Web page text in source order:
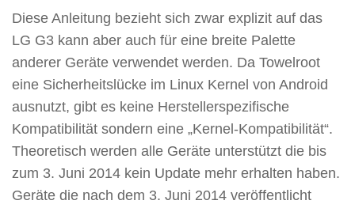
Diese Anleitung bezieht sich zwar explizit auf das
LG G3 kann aber auch für eine breite Palette
anderer Geräte verwendet werden. Da Towelroot
eine Sicherheitslücke im Linux Kernel von Android
ausnutzt, gibt es keine Herstellerspezifische
Kompatibilität sondern eine „Kernel-Kompatibilität“.
Theoretisch werden alle Geräte unterstützt die bis
zum 3. Juni 2014 kein Update mehr erhalten haben.
Geräte die nach dem 3. Juni 2014 veröffentlicht